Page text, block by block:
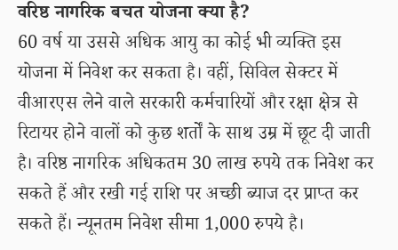
वरिष्ठ नागरिक बचत योजना क्या है?
60 वर्ष या उससे अधिक आयु का कोई भी व्यक्ति इस
योजना में निवेश कर सकता है। वहीं, सिविल सेक्टर में
वीआरएस लेने वाले सरकारी कर्मचारियों और रक्षा क्षेत्र से
रिटायर होने वालों को कुछ शर्तों के साथ उम्र में छूट दी जाती
है। वरिष्ठ नागरिक अधिकतम 30 लाख रुपये तक निवेश कर
सकते हैं और रखी गई राशि पर अच्छी ब्याज दर प्राप्त कर
सकते हैं। न्यूनतम निवेश सीमा 1,000 रुपये है।